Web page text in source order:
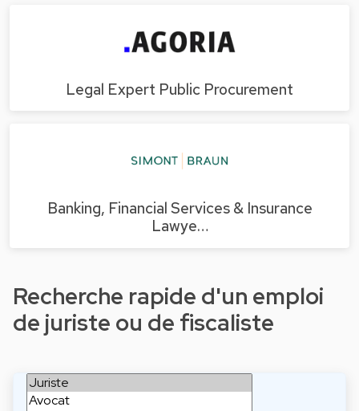
Legal Expert Public Procurement
Banking, Financial Services & Insurance
Lawye…
Recherche rapide d'un emploi
de juriste ou de fiscaliste